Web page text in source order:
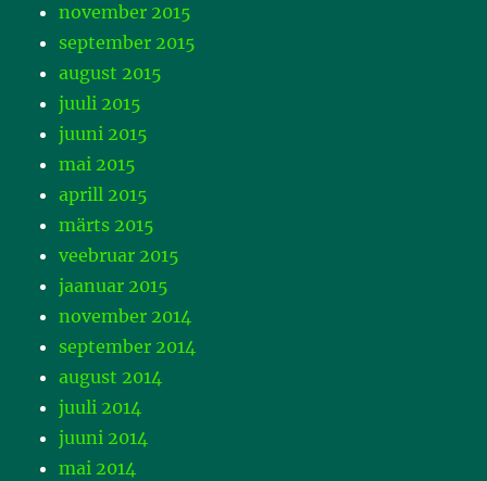
november 2015
september 2015
august 2015
juuli 2015
juuni 2015
mai 2015
aprill 2015
märts 2015
veebruar 2015
jaanuar 2015
november 2014
september 2014
august 2014
juuli 2014
juuni 2014
mai 2014